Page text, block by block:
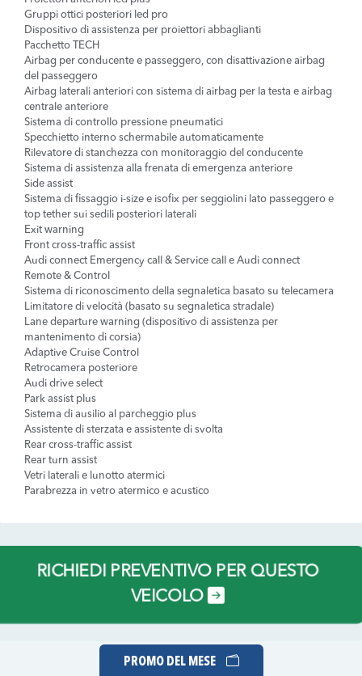
Gruppi ottici posteriori led pro
Dispositivo di assistenza per proiettori abbaglianti
Pacchetto TECH
Airbag per conducente e passeggero, con disattivazione airbag
del passeggero
Airbag laterali anteriori con sistema di airbag per la testa e airbag
centrale anteriore
Sistema di controllo pressione pneumatici
Specchietto interno schermabile automaticamente
Rilevatore di stanchezza con monitoraggio del conducente
Sistema di assistenza alla frenata di emergenza anteriore
Side assist
Sistema di fissaggio i-size e isofix per seggiolini lato passeggero e
top tether sui sedili posteriori laterali
Exit warning
Front cross-traffic assist
Audi connect Emergency call & Service call e Audi connect
Remote & Control
Sistema di riconoscimento della segnaletica basato su telecamera
Limitatore di velocità (basato su segnaletica stradale)
Lane departure warning (dispositivo di assistenza per
mantenimento di corsia)
Adaptive Cruise Control
Retrocamera posteriore
Audi drive select
Park assist plus
Sistema di ausilio al parcheggio plus
Assistente di sterzata e assistente di svolta
Rear cross-traffic assist
Rear turn assist
Vetri laterali e lunotto atermici
Parabrezza in vetro atermico e acustico
RICHIEDI PREVENTIVO PER QUESTO
VEICOLO
PROMO DEL MESE